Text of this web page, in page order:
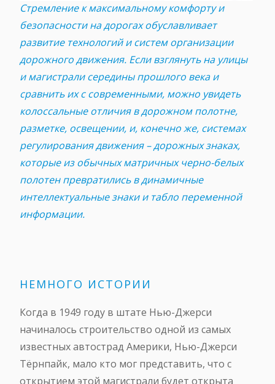
Стремление к максимальному комфорту и
безопасности на дорогах обуславливает
развитие технологий и систем организации
дорожного движения. Если взглянуть на улицы
и магистрали середины прошлого века и
сравнить их с современными, можно увидеть
колоссальные отличия в дорожном полотне,
разметке, освещении, и, конечно же, системах
регулирования движения – дорожных знаках,
которые из обычных матричных черно-белых
полотен превратились в динамичные
интеллектуальные знаки и табло переменной
информации.
НЕМНОГО ИСТОРИИ
Когда в 1949 году в штате Нью-Джерси
начиналось строительство одной из самых
известных автострад Америки, Нью-Джерси
Тёрнпайк, мало кто мог представить, что с
открытием этой магистрали будет открыта